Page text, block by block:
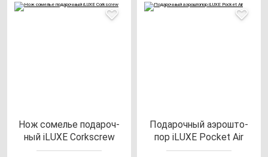
Нож со­мелье по­да­роч­
ный iLUXE Corkscrew
Пода­роч­ный аэрош­то­
пор iLUXE Poc­ket Air